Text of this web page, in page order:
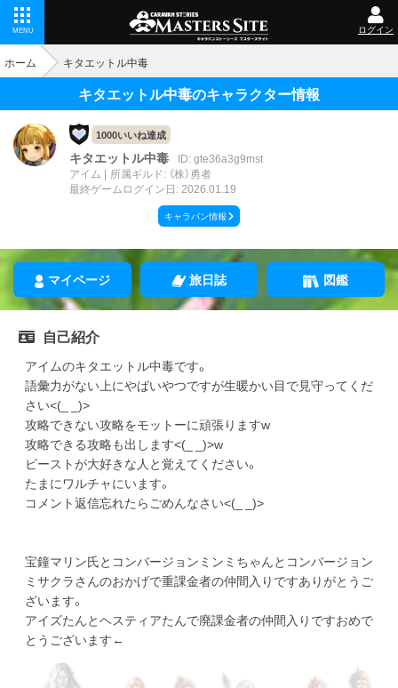
MENU ログイン
ホーム キタエットル中毒
キタエットル中毒のキャラクター情報
1000いいね達成
キタエットル中毒
ID: gte36a3g9mst
アイム
所属ギルド: （株）勇者
最終ゲームログイン日: 2026.01.19
キャラバン情報
マイページ 旅日誌 図鑑
自己紹介
アイムのキタエットル中毒です。
語彙力がない上にやばいやつですが生暖かい目で見守ってくだ
さい<(_ _)>
攻略できない攻略をモットーに頑張りますw
攻略できる攻略も出します<(_ _)>w
ビーストが大好きな人と覚えてください。
たまにワルチャにいます。
コメント返信忘れたらごめんなさい<(_ _)>
宝鐘マリン氏とコンバージョンミンミちゃんとコンバージョン
ミサクラさんのおかげで重課金者の仲間入りですありがとうご
ざいます。
アイズたんとヘスティアたんで廃課金者の仲間入りですおめで
とうございます←